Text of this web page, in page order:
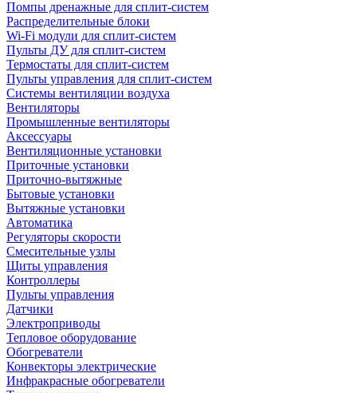
Помпы дренажные для сплит-систем
Распределительные блоки
Wi-Fi модули для сплит-систем
Пульты ДУ для сплит-систем
Термостаты для сплит-систем
Пульты управления для сплит-систем
Системы вентиляции воздуха
Вентиляторы
Промышленные вентиляторы
Аксессуары
Вентиляционные установки
Приточные установки
Приточно-вытяжные
Бытовые установки
Вытяжные установки
Автоматика
Регуляторы скорости
Смесительные узлы
Щиты управления
Контроллеры
Пульты управления
Датчики
Электроприводы
Тепловое оборудование
Обогреватели
Конвекторы электрические
Инфракрасные обогреватели